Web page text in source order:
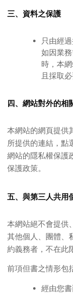
三、資料之保護
只由經
如因業
時，本
且採取
四、網站對外的相
本網站的網頁提供
所提供的連結，點
網站的隱私權保護
保護政策。
五、與第三人共用
本網站絕不會提供
其他個人、團體、
約義務者，不在此
前項但書之情形包
經由您書